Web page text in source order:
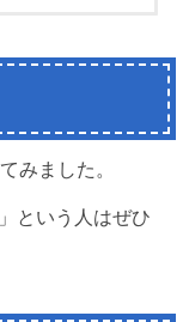
みました。
という人はぜひ